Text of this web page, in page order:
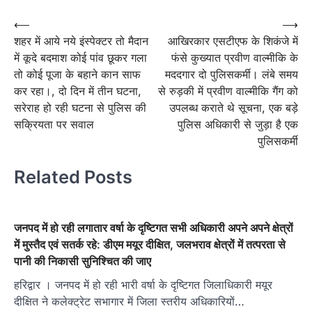
Post
navigation
⟵
शहर में आये नये इंस्पेक्टर तो मैदान
में कूदे बदमाश कोई पांव छूकर गला
तो कोई पूजा के बहाने कान साफ
कर रहा।, दो दिन में तीन घटना,
सरेराह हो रही घटना से पुलिस की
सक्रियता पर सवाल
आखिरकार एसटीएफ के शिकंजे में
फंसे कुख्यात प्रवीण वाल्मीकि के
मददगार दो पुलिसकर्मी। लंबे समय
से रुड़की में प्रवीण वाल्मीकि गैंग को
उपलब्ध कराते थे सूचना, एक बड़े
पुलिस अधिकारी से जुड़ा है एक
पुलिसकर्मी
⟶
Related Posts
जनपद में हो रही लगातार वर्षा के दृष्टिगत सभी अधिकारी अपने अपने क्षेत्रों
में मुस्तैद एवं सतर्क रहे: डीएम मयूर दीक्षित, जलभराव क्षेत्रों में तत्परता से
पानी की निकासी सुनिश्चित की जाए
हरिद्वार । जनपद में हो रही भारी वर्षा के दृष्टिगत जिलाधिकारी मयूर
दीक्षित ने कलेक्ट्रेट सभागार में जिला स्तरीय अधिकारियों…